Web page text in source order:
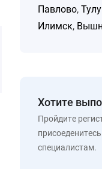
Павлово,
Илимск,
Хотите
Пройдите
специалистам.